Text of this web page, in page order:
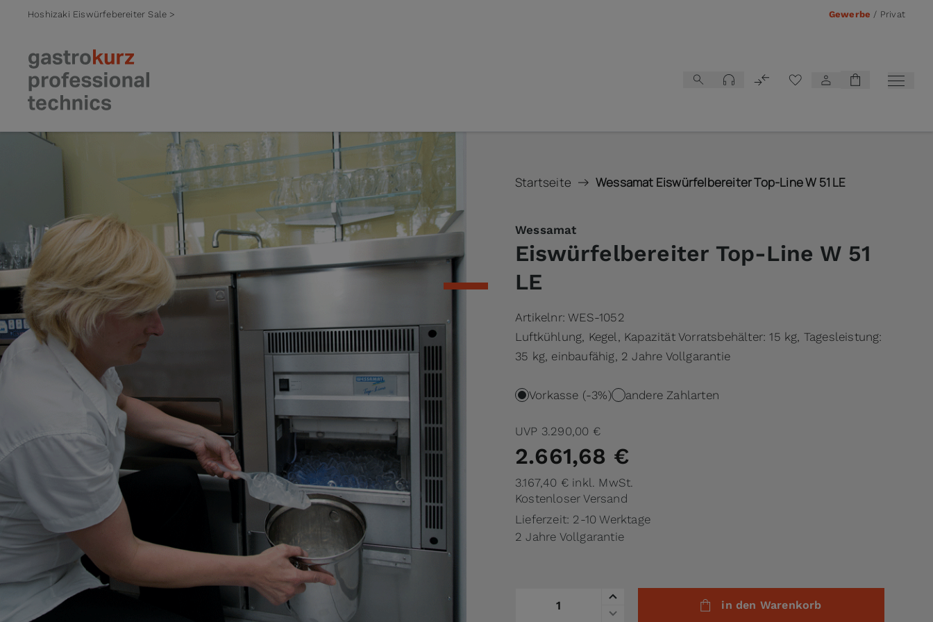
Hoshizaki Eiswürfebereiter Sale > Gewerbe / Privat
Startseite Wessamat Eiswürfelbereiter Top-Line W 51 LE
Wessamat
Eiswürfelbereiter Top-Line W 51
LE
Artikelnr:WES-1052
Luftkühlung, Kegel, Kapazität Vorratsbehälter: 15 kg, Tagesleistung:
35 kg, einbaufähig, 2 Jahre Vollgarantie
Vorkasse (-3%) andere Zahlarten
UVP 3.290,00 €
2.661,68 €
3.167,40 € inkl. MwSt.
Kostenloser Versand
Lieferzeit: 2-10 Werktage
2 Jahre Vollgarantie
in den Warenkorb